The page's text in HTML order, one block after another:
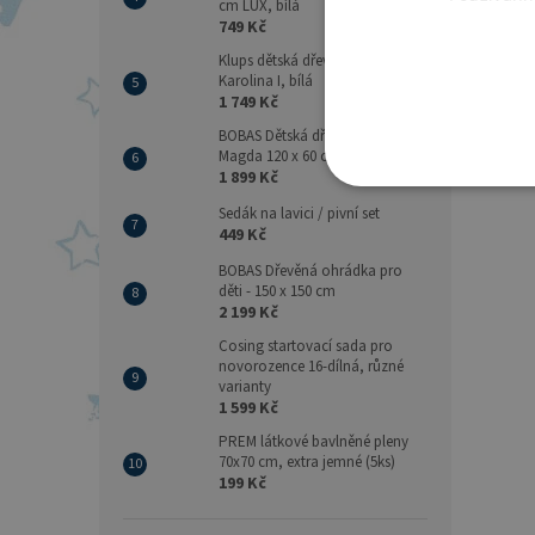
cm LUX, bílá
749 Kč
Klups dětská dřevěná postýlka
Karolina I, bílá
1 749 Kč
BOBAS Dětská dřevěná postýlka
Magda 120 x 60 cm - bílá
1 899 Kč
Sedák na lavici / pivní set
449 Kč
BOBAS Dřevěná ohrádka pro
děti - 150 x 150 cm
2 199 Kč
Cosing startovací sada pro
novorozence 16-dílná, různé
varianty
1 599 Kč
PREM látkové bavlněné pleny
70x70 cm, extra jemné (5ks)
199 Kč